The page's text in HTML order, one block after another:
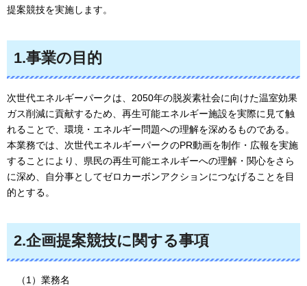
提案競技を実施します。
1.事業の目的
次世代エネルギーパークは、2050年の脱炭素社会に向けた温室効果
ガス削減に貢献するため、再生可能エネルギー施設を実際に見て触
れることで、環境・エネルギー問題への理解を深めるものである。
本業務では、次世代エネルギーパークのPR動画を制作・広報を実施
することにより、県民の再生可能エネルギーへの理解・関心をさら
に深め、自分事としてゼロカーボンアクションにつなげることを目
的とする。
2.企画提案競技に関する事項
（1）業務名